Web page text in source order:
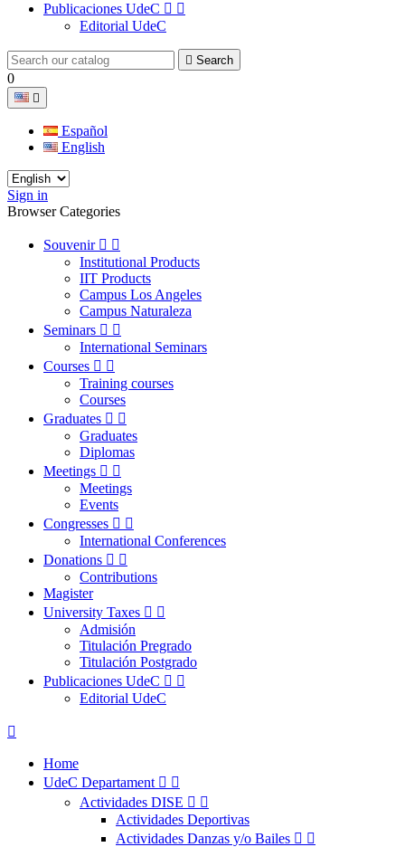
Publicaciones UdeC  
Editorial UdeC
 Search
0

Español
English
Sign in
Browser Categories
Souvenir  
Institutional Products
IIT Products
Campus Los Angeles
Campus Naturaleza
Seminars  
International Seminars
Courses  
Training courses
Courses
Graduates  
Graduates
Diplomas
Meetings  
Meetings
Events
Congresses  
International Conferences
Donations  
Contributions
Magister
University Taxes  
Admisión
Titulación Pregrado
Titulación Postgrado
Publicaciones UdeC  
Editorial UdeC

Home
UdeC Departament  
Actividades DISE  
Actividades Deportivas
Actividades Danzas y/o Bailes  